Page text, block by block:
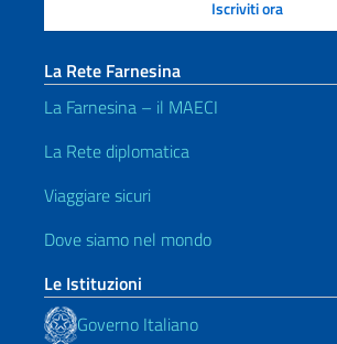
La Rete Farnesina
La Farnesina – il MAECI
La Rete diplomatica
Viaggiare sicuri
Dove siamo nel mondo
Le Istituzioni
Governo Italiano